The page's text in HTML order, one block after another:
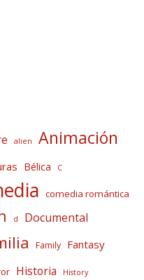
alien Animación
Bélica C
comedia romántica
d Documental
Family Fantasy
Historia History